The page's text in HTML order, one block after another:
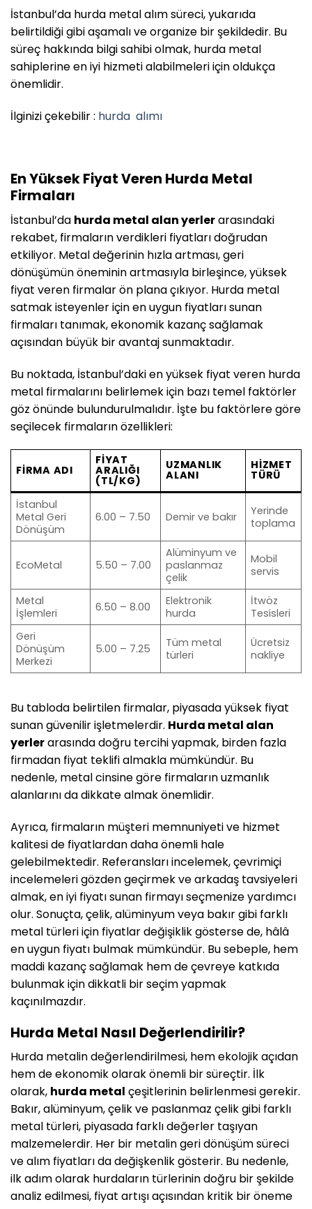
İstanbul’da hurda metal alım süreci, yukarıda
belirtildiği gibi aşamalı ve organize bir şekildedir. Bu
süreç hakkında bilgi sahibi olmak, hurda metal
sahiplerine en iyi hizmeti alabilmeleri için oldukça
önemlidir.
İlginizi çekebilir : hurda alımı
En Yüksek Fiyat Veren Hurda Metal
Firmaları
İstanbul’da hurda metal alan yerlerarasındaki
rekabet, firmaların verdikleri fiyatları doğrudan
etkiliyor. Metal değerinin hızla artması, geri
dönüşümün öneminin artmasıyla birleşince, yüksek
fiyat veren firmalar ön plana çıkıyor. Hurda metal
satmak isteyenler için en uygun fiyatları sunan
firmaları tanımak, ekonomik kazanç sağlamak
açısından büyük bir avantaj sunmaktadır.
Bu noktada, İstanbul’daki en yüksek fiyat veren hurda
metal firmalarını belirlemek için bazı temel faktörler
göz önünde bulundurulmalıdır. İşte bu faktörlere göre
seçilecek firmaların özellikleri:
FIRMA ADI
FIYAT
ARALIĞI
(TL/KG)
UZMANLIK
ALANI
HIZMET
TÜRÜ
İstanbul
Metal Geri
Dönüşüm
6.00 – 7.50 Demir ve bakır
Yerinde
toplama
EcoMetal 5.50 – 7.00
Alüminyum ve
paslanmaz
çelik
Mobil
servis
Metal
İşlemleri
6.50 – 8.00
Elektronik
hurda
İtwöz
Tesisleri
Geri
Dönüşüm
Merkezi
5.00 – 7.25
Tüm metal
türleri
Ücretsiz
nakliye
Bu tabloda belirtilen firmalar, piyasada yüksek fiyat
sunan güvenilir işletmelerdir. Hurda metal alan
yerlerarasında doğru tercihi yapmak, birden fazla
firmadan fiyat teklifi almakla mümkündür. Bu
nedenle, metal cinsine göre firmaların uzmanlık
alanlarını da dikkate almak önemlidir.
Ayrıca, firmaların müşteri memnuniyeti ve hizmet
kalitesi de fiyatlardan daha önemli hale
gelebilmektedir. Referansları incelemek, çevrimiçi
incelemeleri gözden geçirmek ve arkadaş tavsiyeleri
almak, en iyi fiyatı sunan firmayı seçmenize yardımcı
olur. Sonuçta, çelik, alüminyum veya bakır gibi farklı
metal türleri için fiyatlar değişiklik gösterse de, hâlâ
en uygun fiyatı bulmak mümkündür. Bu sebeple, hem
maddi kazanç sağlamak hem de çevreye katkıda
bulunmak için dikkatli bir seçim yapmak
kaçınılmazdır.
Hurda Metal Nasıl Değerlendirilir?
Hurda metalin değerlendirilmesi, hem ekolojik açıdan
hem de ekonomik olarak önemli bir süreçtir. İlk
olarak, hurda metal çeşitlerinin belirlenmesi gerekir.
Bakır, alüminyum, çelik ve paslanmaz çelik gibi farklı
metal türleri, piyasada farklı değerler taşıyan
malzemelerdir. Her bir metalin geri dönüşüm süreci
ve alım fiyatları da değişkenlik gösterir. Bu nedenle,
ilk adım olarak hurdaların türlerinin doğru bir şekilde
analiz edilmesi, fiyat artışı açısından kritik bir öneme